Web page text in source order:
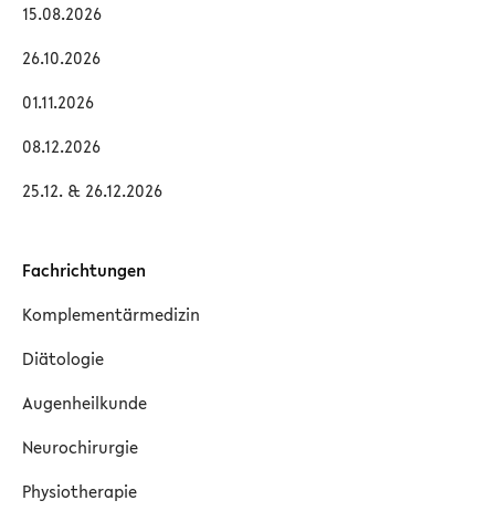
15.08.2026
26.10.2026
01.11.2026
08.12.2026
25.12. & 26.12.2026
Fachrichtungen
Komplementärmedizin
Diätologie
Augenheilkunde
Neurochirurgie
Physiotherapie